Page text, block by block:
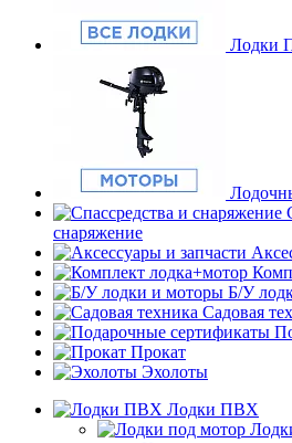
Лодки
снаряжение
Б/У
Садовая
Прокат
Эхолоты
Лодки ПВХ